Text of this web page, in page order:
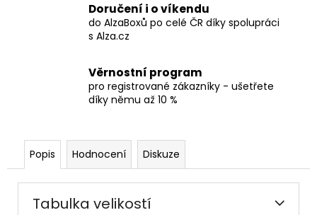
Doručení i o víkendu
do AlzaBoxů po celé ČR díky spolupráci
s Alza.cz
Věrnostní program
pro registrované zákazníky - ušetřete
díky němu až 10 %
Popis Hodnocení Diskuze
Tabulka velikostí